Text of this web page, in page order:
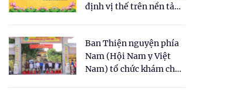
định vị thế trên nền tảng
Ban Thiện nguyện phía
Nam (Hội Nam y Việt
Nam) tổ chức khám chữa